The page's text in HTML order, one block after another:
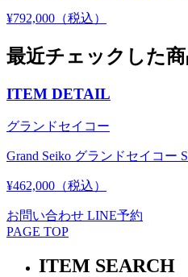
¥792,000（税込）
最近チェックした
ITEM DETAIL
グランドセイコー
Grand Seiko グランドセイコー
¥462,000（税込）
お問い合わせ LINE予約
PAGE TOP
ITEM SEARCH